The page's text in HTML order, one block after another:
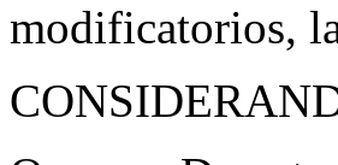
modificatorios,